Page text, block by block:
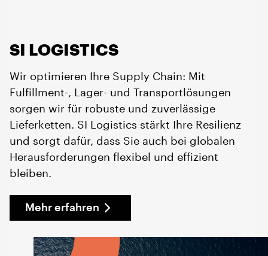
SI LOGISTICS
Wir optimieren Ihre Supply Chain: Mit
Fulfillment-, Lager- und Transportlösungen
sorgen wir für robuste und zuverlässige
Lieferketten. SI Logistics stärkt Ihre Resilienz
und sorgt dafür, dass Sie auch bei globalen
Herausforderungen flexibel und effizient
bleiben.
Mehr erfahren